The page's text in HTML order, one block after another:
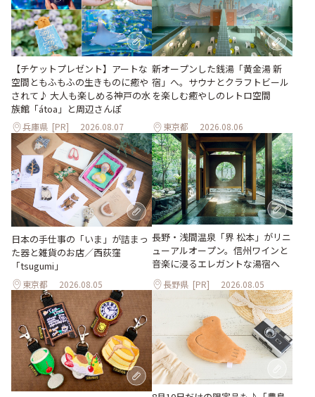
【チケットプレゼント】アートな
空間ともふもふの生きものに癒や
されて♪ 大人も楽しめる神戸の水
族館「átoa」と周辺さんぽ
兵庫県 [PR] 2026.08.07
新オープンした銭湯「黄金湯 新
宿」へ。サウナとクラフトビール
を楽しむ癒やしのレトロ空間
東京都 2026.08.06
日本の手仕事の「いま」が詰まっ
た器と雑貨のお店／西荻窪
「tsugumi」
東京都 2026.08.05
長野・浅間温泉「界 松本」がリニ
ューアルオープン。信州ワインと
音楽に浸るエレガントな湯宿へ
長野県 [PR] 2026.08.05